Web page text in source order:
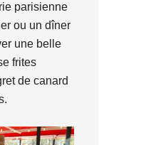
parisienne
ou un dîner
une belle
frites
de canard